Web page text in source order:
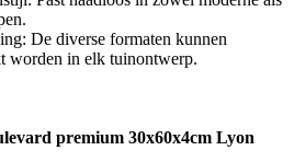
De diverse formaten kunnen
worden in elk tuinontwerp.
premium 30x60x4cm Lyon